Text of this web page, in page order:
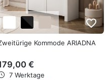
favorite_border
Kommode ARIADNA
€
7 Werktage